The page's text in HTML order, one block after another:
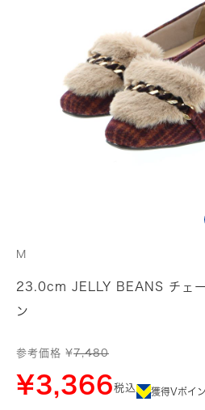
M
23.0cm JELLY BEANS チェー
ン
参考価格 ¥7,480
¥3,366税込 獲得Vポイ